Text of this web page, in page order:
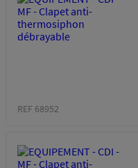
REF 68952